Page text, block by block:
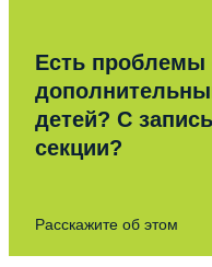
Есть проблемы
детей? С
секции?
Расскажите об этом